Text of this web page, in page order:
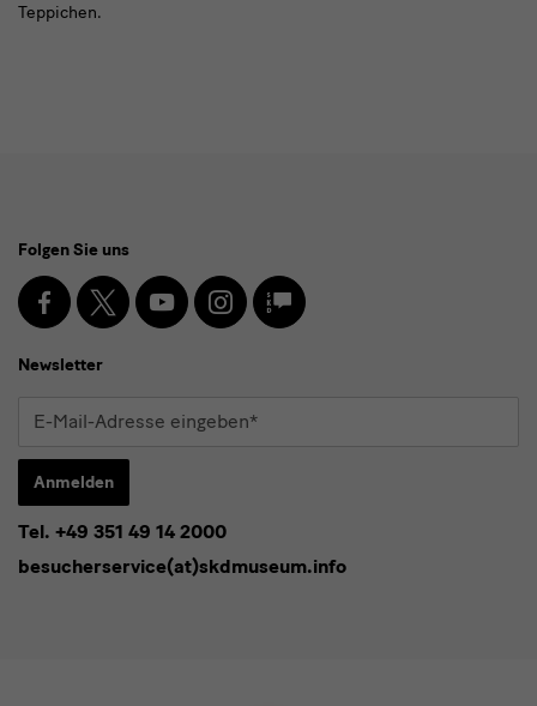
Teppichen.
Media
und
Newsletter
Folgen Sie uns
Facebook
X YoutubeInstagramSKD
Blog
Newsletter
E-
Adresse
Anmelden
* Pflichtfeld
Ich stimme derDatenschutzerklärung
Tel. +49 351 49 14 2000
besucherservice(at)skdmuseum.info